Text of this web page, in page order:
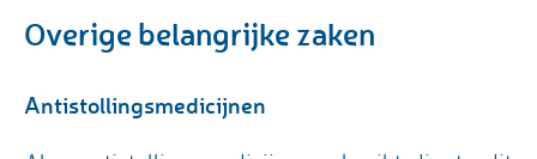
Overige belangrijke zaken
Antistollingsmedicijnen